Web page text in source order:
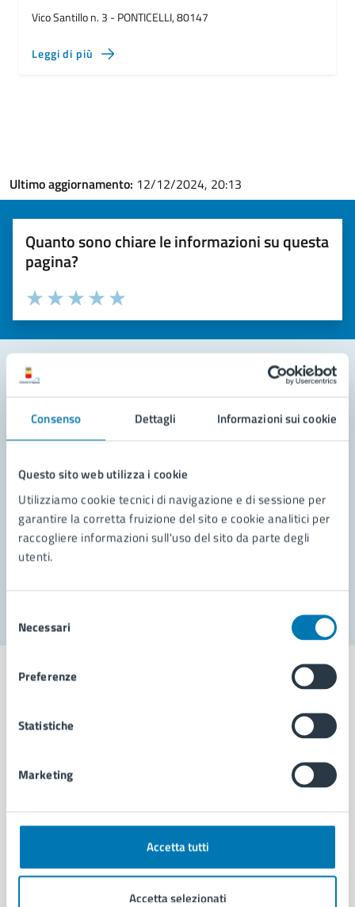
Consenso Dettagli Informazioni sui cookie
Questo sito web utilizza i cookie
Utilizziamo cookie tecnici di navigazione e di sessione per
garantire la corretta fruizione del sito e cookie analitici per
raccogliere informazioni sull'uso del sito da parte degli
utenti.
delNecessari
Preferenze
Statistiche
Marketing
Accetta tutti
Accetta selezionati
Vico Santillo n. 3 - PONTICELLI, 80147
Leggi di più
Ultimo aggiornamento: 12/12/2024, 20:13
Quanto sono chiare le informazioni su questa
pagina?
Valuta la chiarezza delle informazioni (da 1 a 5 stelle)
Seleziona il numero di stelle per valutare la chiarezza delle
Valuta 5 stelle su 5
Valuta 4 stelle su 5
Valuta 3 stelle su 5
Valuta 2 stelle su 5
Valuta 1 stelle su 5
Leggi le domande frequenti
Richiedi assistenza
Prenota appuntamento
Problemi in città
Comune di Napoli
AMMINISTRAZIONE
Organi di governo
Enti e fondazioni